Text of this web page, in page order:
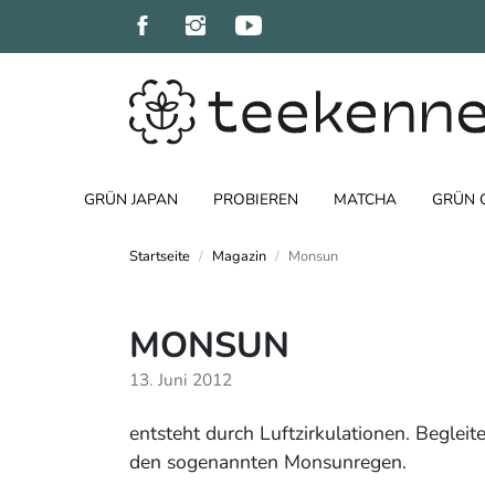
GRÜN JAPAN PROBIEREN MATCHA GRÜN
Startseite Magazin Monsun
MONSUN
13. Juni 2012
entsteht durch Luftzirkulationen.
den sogenannten Monsunregen.